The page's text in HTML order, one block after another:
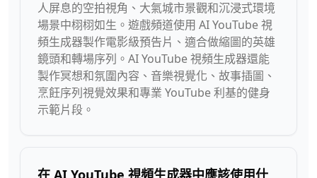
人屏息的空拍視角、大氣城市景觀和沉浸式環境
場景中栩栩如生。遊戲頻道使用 AI YouTube 視
頻生成器製作電影級預告片、適合做縮圖的英雄
鏡頭和轉場序列。AI YouTube 視頻生成器還能
製作冥想和氛圍內容、音樂視覺化、故事插圖、
烹飪序列視覺效果和專業 YouTube 利基的健身
示範片段。
在 AI YouTube 視頻生成器中應該使用什